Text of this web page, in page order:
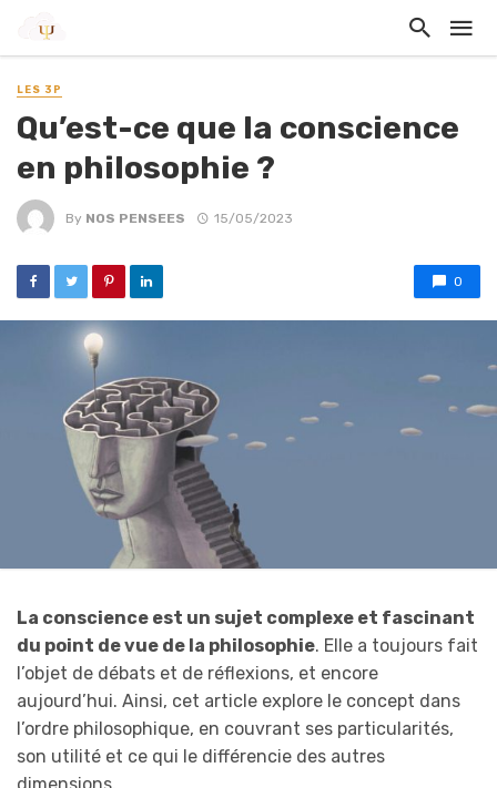
LES 3P
Qu’est-ce que la conscience
en philosophie ?
By NOS PENSEES 15/05/2023
0
La conscience est un sujet complexe et fascinant
du point de vue de la philosophie. Elle a toujours fait
l’objet de débats et de réflexions, et encore
aujourd’hui. Ainsi, cet article explore le concept dans
l’ordre philosophique, en couvrant ses particularités,
son utilité et ce qui le différencie des autres